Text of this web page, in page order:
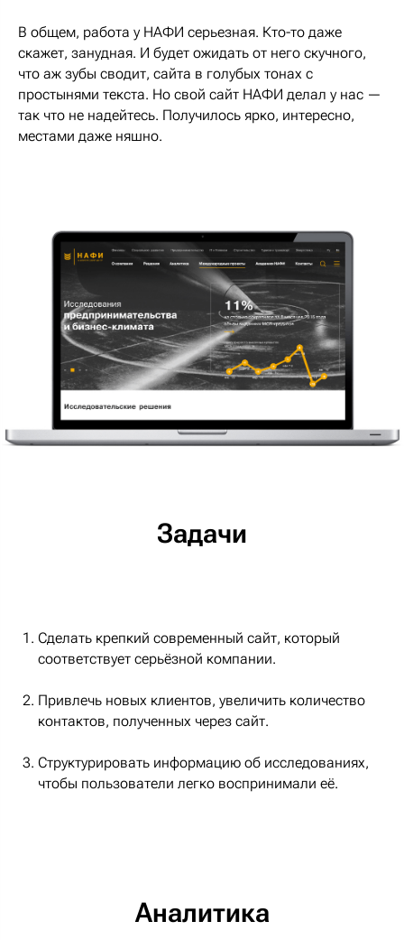
В общем, работа у НАФИ серьезная. Кто-то даже
скажет, занудная. И будет ожидать от него скучного,
что аж зубы сводит, сайта в голубых тонах с
простынями текста. Но свой сайт НАФИ делал у нас —
так что не надейтесь. Получилось ярко, интересно,
местами даже няшно.
Задачи
Сделать крепкий современный сайт, который
соответствует серьёзной компании.
Привлечь новых клиентов, увеличить количество
контактов, полученных через сайт.
Структурировать информацию об исследованиях,
чтобы пользователи легко воспринимали её.
Аналитика